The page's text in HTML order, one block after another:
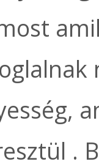
.